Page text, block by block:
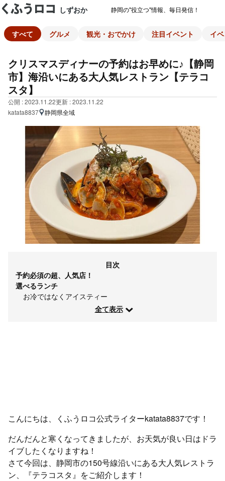
しずおか 静岡の"役立つ"情報、毎日発信！
すべて グルメ 観光・おでかけ 注目イベント イ
クリスマスディナーの予約はお早めに♪【静岡
市】海沿いにある大人気レストラン【テラコ
スタ】
公開 : 2023.11.22更新 : 2023.11.22
katata8837
静岡県全域
目次
予約必須の超、人気店！
選べるランチ
お冷ではなくアイスティー
全て表示
こんにちは、くふうロコ公式ライターkatata8837です！
だんだんと寒くなってきましたが、お天気が良い日はドラ
イブしたくなりますね！
さて今回は、静岡市の150号線沿いにある大人気レストラ
ン、『テラコスタ』をご紹介します！